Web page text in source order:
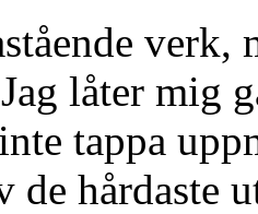
verk,
låter mig
tappa
de hårdaste